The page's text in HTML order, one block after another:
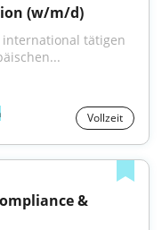
(w/m/d)
international tätigen
Vollzeit
&